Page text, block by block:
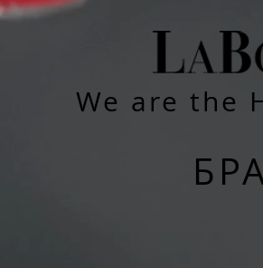
We are the